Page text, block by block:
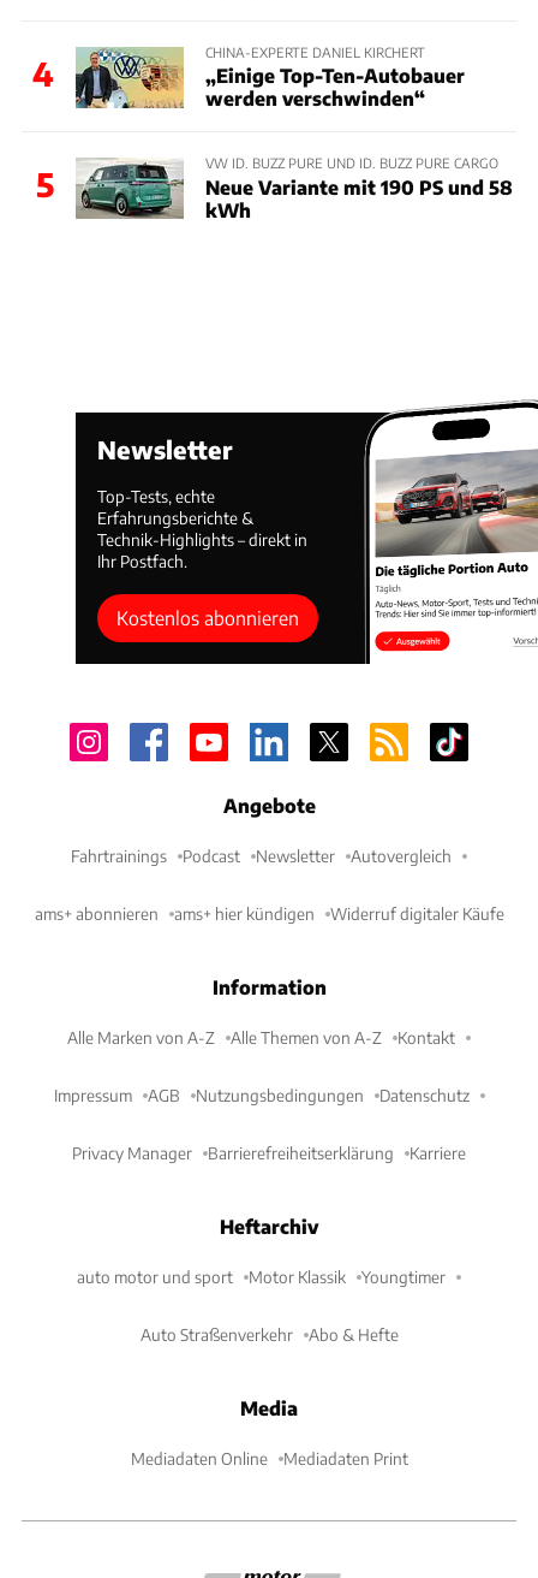
4
CHINA-EXPERTE DANIEL KIRCHERT
„Einige Top-Ten-Autobauer
werden verschwinden“
5
VW ID. BUZZ PURE UND ID. BUZZ PURE CARGO
Neue Variante mit 190 PS und 58
kWh
Newsletter
Top-Tests, echte
Erfahrungsberichte &
Technik-Highlights – direkt in
Ihr Postfach.
Kostenlos abonnieren
Angebote
Fahrtrainings Podcast Newsletter Autovergleich
ams+ abonnieren ams+ hier kündigen Widerruf digitaler Käufe
Information
Alle Marken von A-Z Alle Themen von A-Z Kontakt
Impressum AGB Nutzungsbedingungen Datenschutz
Privacy Manager Barrierefreiheitserklärung Karriere
Heftarchiv
auto motor und sport Motor Klassik Youngtimer
Auto Straßenverkehr Abo & Hefte
Media
Mediadaten Online Mediadaten Print